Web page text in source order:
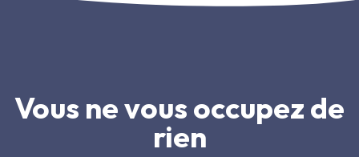
Vous ne vous occupez de
rien